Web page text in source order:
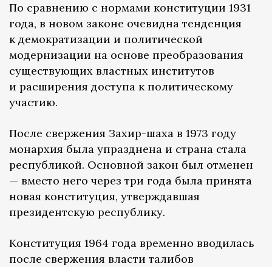
По сравнению с нормами конституции 1931
года, в новом законе очевидна тенденция
к демократизации и политической
модернизации на основе преобразования
существующих властных институтов
и расширения доступа к политическому
участию.
После свержения Захир-шаха в 1973 году
монархия была упразднена и страна стала
республикой. Основной закон был отменен
— вместо него через три года была принята
новая конституция, утверждавшая
президентскую республику.
Конституция 1964 года временно вводилась
после свержения власти талибов